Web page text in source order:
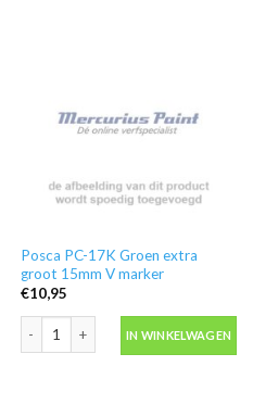
marker aantal
Posca PC-17K Groen extra
groot 15mm V marker
€10,95
Posca PC-17K Groen extra groot
IN WINKELWAGEN